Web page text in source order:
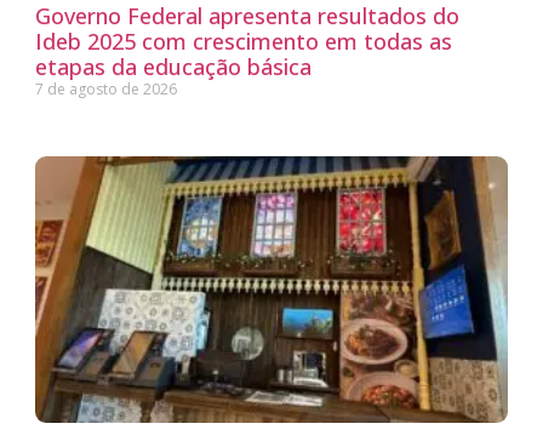
Governo Federal apresenta resultados do
Ideb 2025 com crescimento em todas as
etapas da educação básica
7 de agosto de 2026